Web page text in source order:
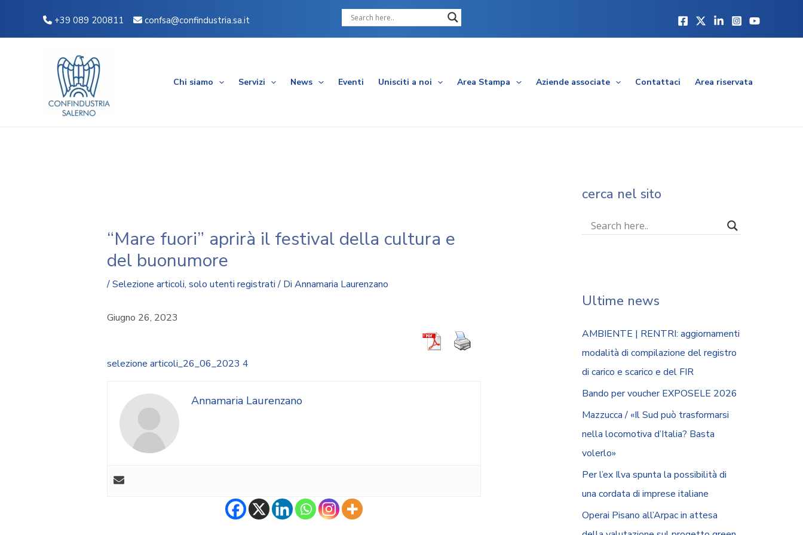
contenuto
+39 089 200811 confsa@confindustria.sa.it
Chi siamo Servizi News Eventi Unisciti a noi Area Stampa Aziende associate Contattaci Area riservata
“Mare fuori” aprirà il festival della cultura e
del buonumore
/Selezione articoli, solo utenti registrati/ Di Annamaria Laurenzano
Giugno 26, 2023
selezione articoli_26_06_2023 4
Annamaria Laurenzano
articoli
cerca nel sito
Ultime news
AMBIENTE | RENTRI: aggiornamenti
modalità di compilazione del registro
di carico e scarico e del FIR
Bando per voucher EXPOSELE 2026
Mazzucca / «Il Sud può trasformarsi
nella locomotiva d’Italia? Basta
volerlo»
Per l’ex Ilva spunta la possibilità di
una cordata di imprese italiane
Operai Pisano all’Arpac in attesa